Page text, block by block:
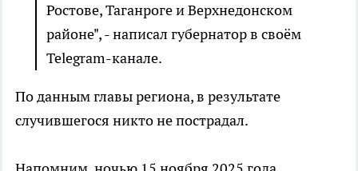
Ростове, Таганроге и Верхнедонском
районе", - написал губернатор в своём
Telegram-канале.
По данным главы региона, в результате
случившегося никто не пострадал.